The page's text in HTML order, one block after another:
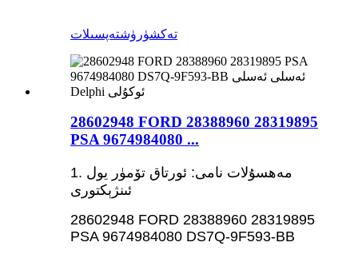
تەكشۈرۈشتەپسىلات
28602948 FORD 28388960 28319895
PSA 9674984080 ...
1. مەھسۇلات نامى: ئورتاق تۆمۈر يول
ئىنژېكتورى
28602948 FORD 28388960 28319895
PSA 9674984080 DS7Q-9F593-BB